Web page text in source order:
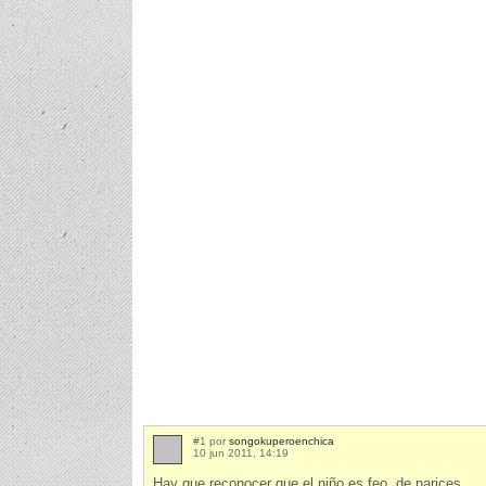
#1 por songokuperoenchica
10 jun 2011, 14:19